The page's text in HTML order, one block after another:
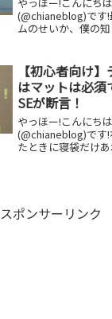
(@chianeblog)です
ムのせいか、僕の
うこともあり、キ
買っているの？...
【初心者向け
はマットは必
SEが断言！
やっほー!こんにち
(@chianeblog)です
たときに寝袋だけ
スポンサーリンク